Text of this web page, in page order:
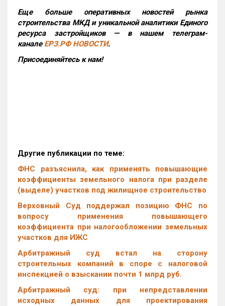
Еще больше оперативных новостей рынка
строительства МКД и уникальной аналитики Единого
ресурса застройщиков — в нашем телеграм-
канале ЕРЗ.РФ НОВОСТИ.
Присоединяйтесь к нам!
Другие публикации по теме:
ФНС разъяснила, как применять повышающие
коэффициенты земельного налога при разделе
(выделе) участков под жилищное строительство
Верховный Суд поддержал позицию ФНС по
вопросу применения повышающего
коэффициента при налогообложении земельных
участков для ИЖС
Арбитражный суд встал на сторону
строительных компаний в споре с налоговой
инспекцией о взыскании почти 1 млрд руб.
Арбитражный суд: при непредставлении
исходных данных для проектирования